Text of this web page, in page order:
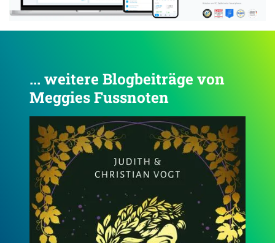
... weitere Blogbeiträge von
Meggies Fussnoten